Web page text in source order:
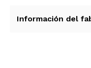
Envy y Pavilion de
Información del